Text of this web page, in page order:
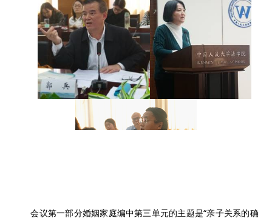
会议第一部分婚姻家庭编中第三单元的主题是“亲子关系的确